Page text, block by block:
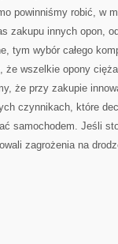
powinniśmy robić, w
zakupu innych opon,
tym wybór całego
wszelkie opony
że przy zakupie
czynnikach, które
samochodem. Jeśli
zagrożenia na